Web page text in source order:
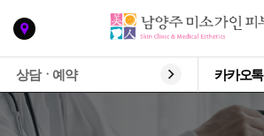
상담ㆍ예약 카카오